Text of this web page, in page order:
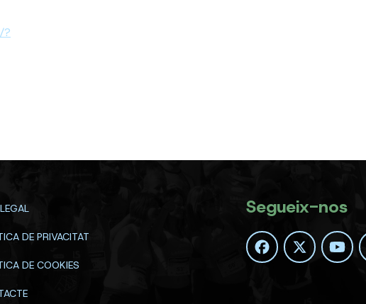
?
DE PRIVACITAT
DE COOKIES
Segueix-nos